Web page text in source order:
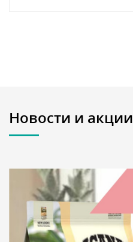
Новости и акции